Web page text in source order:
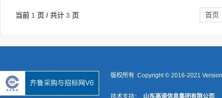
当前 1 页 / 共计 3 页 首页
版权所有 Copyright © 2016-2021
技术支持： 山东高速信息集团有限公司